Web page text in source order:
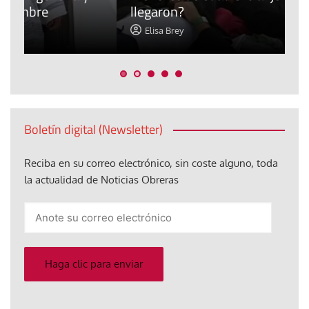
llegaron?
Boletín digital (Newsletter)
Reciba en su correo electrónico, sin coste alguno, toda
la actualidad de Noticias Obreras
electrónico
Haga clic para enviar